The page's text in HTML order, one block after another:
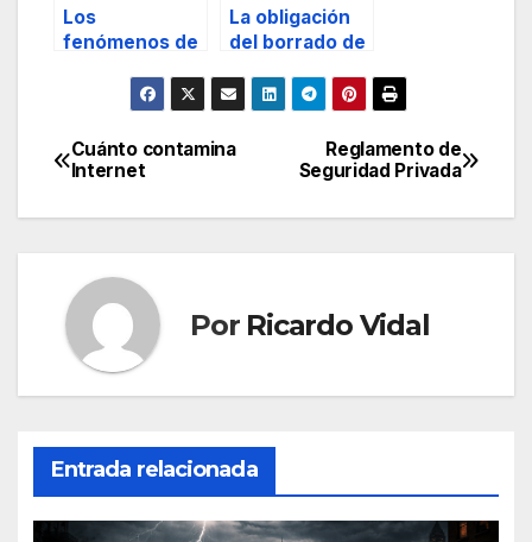
Los
fenómenos de
centrípetos y
centrífugos en
escenarios de
masas
II
La obligación
del borrado de
videovigilancia
Navegación
de
Reglamento de
Seguridad Privada
Cuánto contamina
Internet
Por Ricardo Vidal
Entrada relacionada